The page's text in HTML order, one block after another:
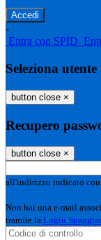
-
Entra con SPID
Seleziona utente
button close ×
Recupero
button close ×
all'indirizzo indicato con
Non hai una e-mail
tramite la Login